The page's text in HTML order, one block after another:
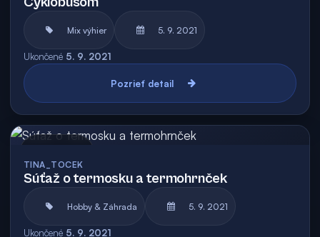
Mix výhier 5. 9. 2021
Ukončené 5. 9. 2021
Pozrieť detail
TINA_TOCEK
Súťaž o termosku a termohrnček
Hobby & Záhrada 5. 9. 2021
Ukončené 5. 9. 2021